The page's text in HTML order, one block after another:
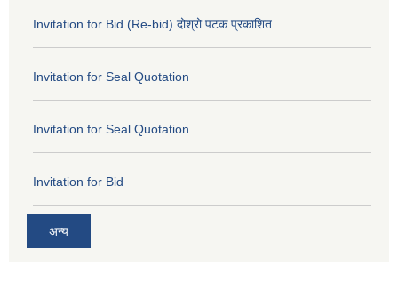
Invitation for Bid (Re-bid) दोश्रो पटक प्रकाशित
Invitation for Seal Quotation
Invitation for Seal Quotation
Invitation for Bid
अन्य